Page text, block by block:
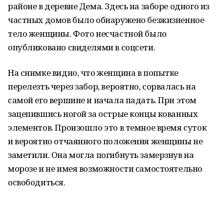
районе в деревне Дема. Здесь на заборе одного из
частных домов было обнаружено безжизненное
тело женщины. Фото несчастной было
опубликовано свиделями в соцсети.
На снимке видно, что женщина в попытке
перелезть через забор, вероятно, сорвалась на
самой его вершине и начала падать. При этом
зацепившись ногой за острые концы кованных
элементов. Произошло это в темное время суток
и вероятно отчаянного положения женщины не
заметили. Она могла погибнуть замерзнув на
морозе и не имея возможности самостоятельно
освободиться.